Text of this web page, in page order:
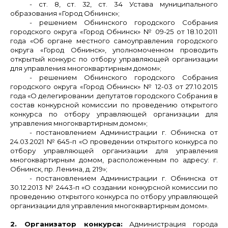
- ст. 8, ст. 32, ст. 34 Устава муниципального
образования «Город Обнинск»;
- решением Обнинского городского Собрания
городского округа «Город Обнинск» № 09-25 от 18.10.2011
года «Об органе местного самоуправления городского
округа «Город Обнинск», уполномоченном проводить
открытый конкурс по отбору управляющей организации
для управления многоквартирным домом»;
- решением Обнинского городского Собрания
городского округа «Город Обнинск» № 12-03 от 27.10.2015
года «О делегировании депутатов городского Собрания в
состав конкурсной комиссии по проведению открытого
конкурса по отбору управляющей организации для
управления многоквартирным домом»;
- постановлением Администрации г. Обнинска от
24.03.2021 № 645-п «О проведении открытого конкурса по
отбору управляющей организации для управления
многоквартирным домом, расположенным по адресу: г.
Обнинск, пр. Ленина, д. 219»;
- постановлением Администрации г. Обнинска от
30.12.2013 № 2443-п «О создании конкурсной комиссии по
проведению открытого конкурса по отбору управляющей
организации для управления многоквартирным домом».
2. Организатор конкурса:
Администрация города